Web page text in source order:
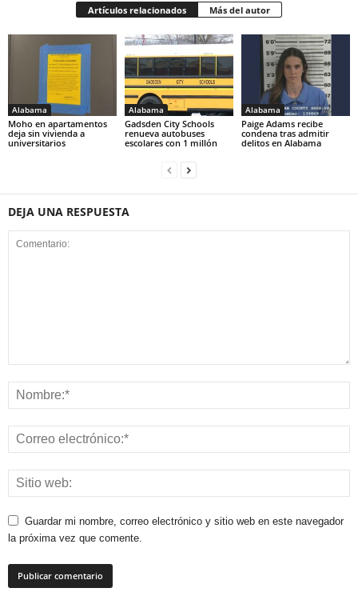
Artículos relacionados Más del autor
Alabama
Moho en apartamentos
deja sin vivienda a
universitarios
Alabama
Gadsden City Schools
renueva autobuses
escolares con 1 millón
Alabama
Paige Adams recibe
condena tras admitir
delitos en Alabama
DEJA UNA RESPUESTA
Guardar mi nombre, correo electrónico y sitio web en este navegador
la próxima vez que comente.